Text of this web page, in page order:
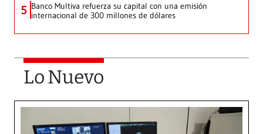
5 Banco Multiva refuerza su capital con una emisión
internacional de 300 millones de dólares
Lo Nuevo